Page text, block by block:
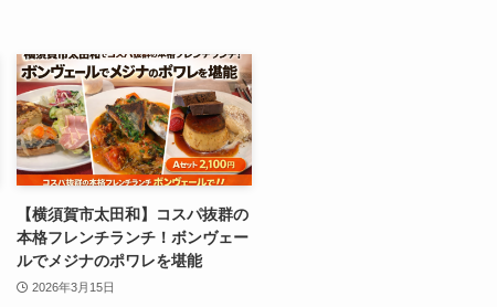
【横須賀市太田和】コスパ抜群の
本格フレンチランチ！ボンヴェー
ルでメジナのポワレを堪能
2026年3月15日